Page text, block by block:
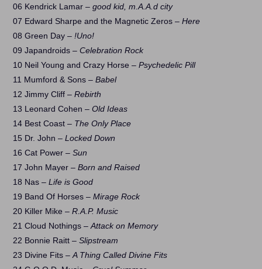
06 Kendrick Lamar –good kid, m.A.A.d city
07 Edward Sharpe and the Magnetic Zeros –Here
08 Green Day –!Uno!
09 Japandroids –Celebration Rock
10 Neil Young and Crazy Horse –Psychedelic Pill
11 Mumford & Sons –Babel
12 Jimmy Cliff –Rebirth
13 Leonard Cohen –Old Ideas
14 Best Coast – The Only Place
15 Dr. John –Locked Down
16 Cat Power –Sun
17 John Mayer –Born and Raised
18 Nas –Life is Good
19 Band Of Horses –Mirage Rock
20 Killer Mike –R.A.P. Music
21 Cloud Nothings –Attack on Memory
22 Bonnie Raitt –Slipstream
23 Divine Fits –A Thing Called Divine Fits